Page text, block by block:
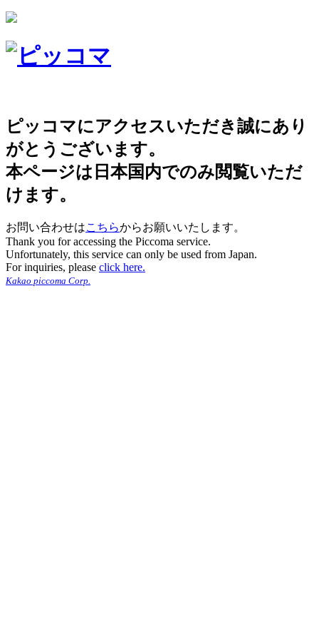
ピッコマにアクセスいただき誠にあり
がとうございます。
本ページは日本国内でのみ閲覧いただ
けます。
お問い合わせはこちらからお願いいたします。
Thank you for accessing the Piccoma service.
Unfortunately, this service can only be used from Japan.
For inquiries, please click here.
Kakao piccoma Corp.